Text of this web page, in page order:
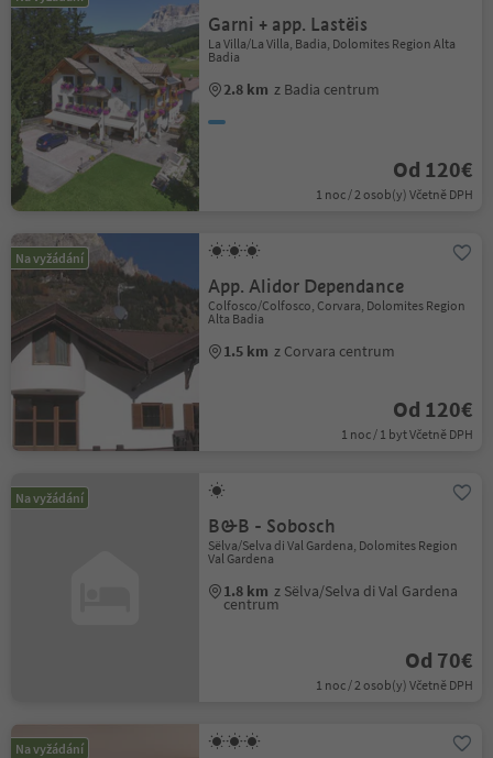
Garni + app. Lastëis
La Villa/La Villa, Badia, Dolomites Region Alta
Badia
2.8 km z Badia centrum
Od 120€
1 noc / 2 osob(y) Včetně DPH
Na vyžádání
App. Alidor Dependance
Colfosco/Colfosco, Corvara, Dolomites Region
Alta Badia
1.5 km z Corvara centrum
Od 120€
1 noc / 1 byt Včetně DPH
Na vyžádání
B&B - Sobosch
Sëlva/Selva di Val Gardena, Dolomites Region
Val Gardena
1.8 km z Sëlva/Selva di Val Gardena
centrum
Od 70€
1 noc / 2 osob(y) Včetně DPH
Na vyžádání